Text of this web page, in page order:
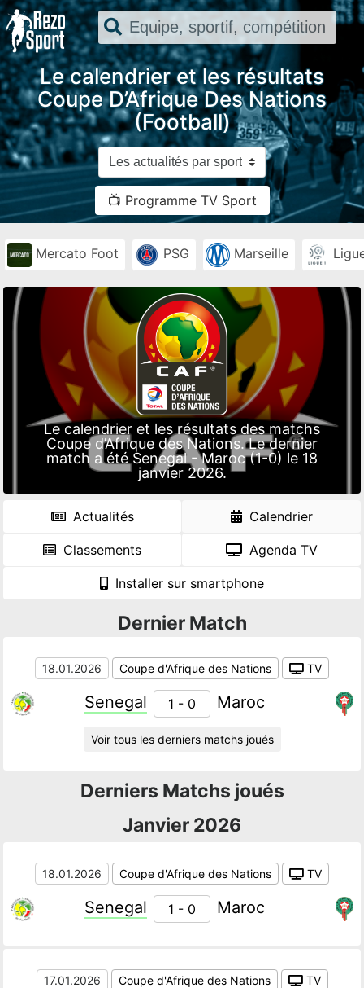
Le calendrier et les résultats
Coupe D’Afrique Des Nations
(Football)
📺 Programme TV Sport
Mercato Foot PSG Marseille
Le calendrier et les résultats des matchs
Coupe d’Afrique des Nations. Le dernier
match a été Senegal - Maroc (1-0) le 18
janvier 2026.
Actualités Calendrier
Classements Agenda TV
Installer sur smartphone
Dernier Match
18.01.2026 Coupe d'Afrique des Nations TV
Senegal 1 - 0 Maroc
Voir tous les derniers matchs joués
Derniers Matchs joués
Janvier 2026
18.01.2026 Coupe d'Afrique des Nations TV
Senegal 1 - 0 Maroc
17.01.2026 Coupe d'Afrique des Nations TV